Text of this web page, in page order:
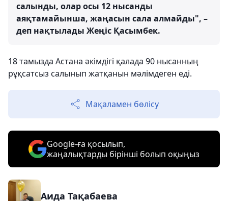
салынды, олар осы 12 нысанды
аяқтамайынша, жаңасын сала алмайды", –
деп нақтылады Жеңіс Қасымбек.
18 тамызда Астана әкімдігі қалада 90 нысанның
рұқсатсыз салынып жатқанын мәлімдеген еді.
Мақаламен бөлісу
Google-ға қосылып,
жаңалықтарды бірінші болып оқыңыз
Аида Тақабаева